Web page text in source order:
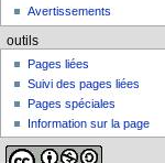
Avertissements
outils
Pages liées
Suivi des pages liées
Pages spéciales
Information sur la page